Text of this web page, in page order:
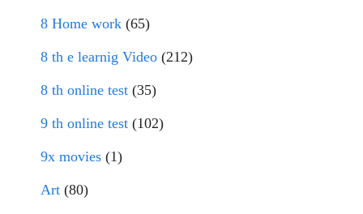
8 Home work (65)
8 th e learnig Video (212)
8 th online test (35)
9 th online test (102)
9x movies (1)
Art (80)